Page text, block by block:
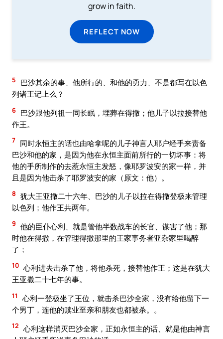
grow in faith.
REFLECT NOW
5
巴沙其余的事、他所行的、和他的勇力、不是都写在以色
列诸王记上么？
6 巴沙跟他列祖一同长眠，埋葬在得撒；他儿子以拉接替他
作王。
7 同时永恒主的话也由哈拿呢的儿子神言人耶户经手来责备
巴沙和他的家，是因为他在永恒主面前所行的一切坏事：将
他的手所制作的去惹永恒主发怒，像耶罗波安的家一样，并
且是因为他击杀了耶罗波安的家（原文：他）。
8 犹大王亚撒二十六年、巴沙的儿子以拉在得撒登极来管理
以色列；他作王共两年。
9 他的臣仆心利、就是管他半数战车的长官、谋害了他；那
时他在得撒，在管理得撒那里的王家事务者亚杂家里喝醉
了；
10 心利进去击杀了他，将他杀死，接替他作王；这是在犹大
王亚撒二十七年的事。
11
心利一登极坐了王位，就击杀巴沙全家，没有给他留下一
个男丁，连他的赎业至亲和朋友也都被杀。。
12 心利这样消灭巴沙全家，正如永恒主的话、就是他由神言